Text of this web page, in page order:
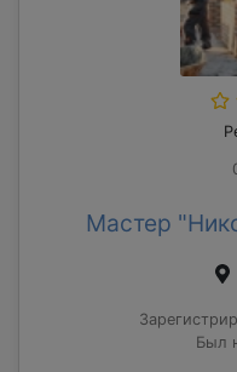
Мастер
Был